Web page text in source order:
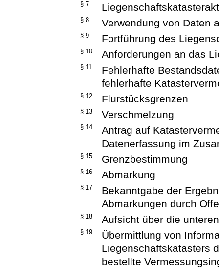
§ 7
§ 8 Verwendung von Daten
§ 9 Fortführung des
§ 10 Anforderungen an das
§ 11
Fehlerhafte
fehlerhafte
§ 12 Flurstücksgrenzen
§ 13 Verschmelzung
§ 14
Antrag auf
Datenerfassung im
§ 15 Grenzbestimmung
§ 16 Abmarkung
§ 17
Bekanntgabe der
Abmarkungen durch
§ 18 Aufsicht über die
§ 19
Übermittlung von
Liegenschaftskatasters
bestellte